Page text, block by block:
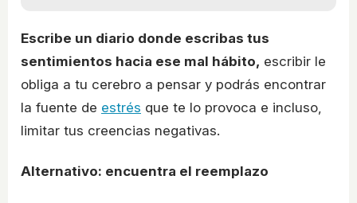
Escribe un diario donde escribas tus
sentimientos hacia ese mal hábito, escribir le
obliga a tu cerebro a pensar y podrás encontrar
la fuente de estrés que te lo provoca e incluso,
limitar tus creencias negativas.
Alternativo: encuentra el reemplazo